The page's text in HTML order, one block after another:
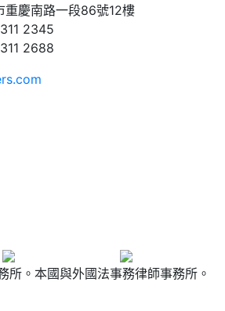
慶南路一段86號12樓
2345
2688
。本國與外國法事務律師事務所。